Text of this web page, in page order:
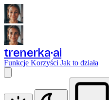
trenerka ai
Funkcje Korzyści Jak to działa